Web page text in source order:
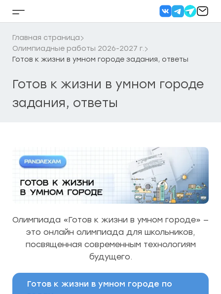
Кнопка
бокового
меню
Главная страница
Олимпиадные работы 2026-2027 г.
Готов к жизни в умном городе задания, ответы
Готов к жизни в умном городе
задания, ответы
Олимпиада «Готов к жизни в умном городе» —
это онлайн олимпиада для школьников,
посвященная современным технологиям
будущего.
Готов к жизни в умном городе по